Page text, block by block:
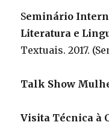
Seminário
Literatura e
Textuais. 2017.
Talk Show
Visita Técnica à